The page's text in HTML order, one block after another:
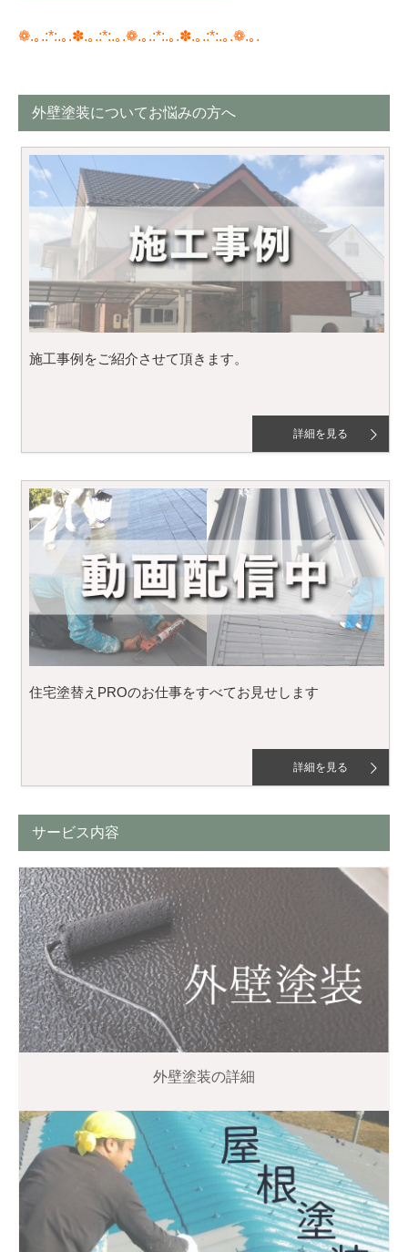
❁.｡.:*:.｡.✽.｡.:*:.｡.❁.｡.:*:.｡.✽.｡.:*:.｡.❁.｡.
外壁塗装についてお悩みの方へ
施工事例をご紹介させて頂きます。
詳細を見る
住宅塗替えPROのお仕事をすべてお見せします
詳細を見る
サービス内容
外壁塗装の詳細